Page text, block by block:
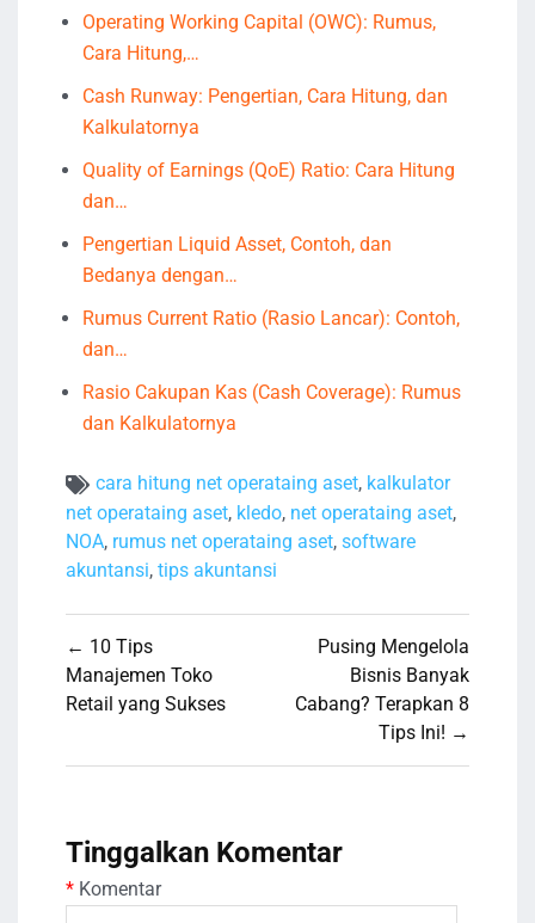
Operating Working Capital (OWC): Rumus,
Cara Hitung,…
Cash Runway: Pengertian, Cara Hitung, dan
Kalkulatornya
Quality of Earnings (QoE) Ratio: Cara Hitung
dan…
Pengertian Liquid Asset, Contoh, dan
Bedanya dengan…
Rumus Current Ratio (Rasio Lancar): Contoh,
dan…
Rasio Cakupan Kas (Cash Coverage): Rumus
dan Kalkulatornya
cara hitung net operataing aset, kalkulator
net operataing aset, kledo, net operataing aset,
NOA, rumus net operataing aset, software
akuntansi, tips akuntansi
Navigasi
pos
← 10 Tips
Manajemen Toko
Retail yang Sukses
Pusing Mengelola
Bisnis Banyak
Cabang? Terapkan 8
Tips Ini! →
Tinggalkan Komentar
* Komentar